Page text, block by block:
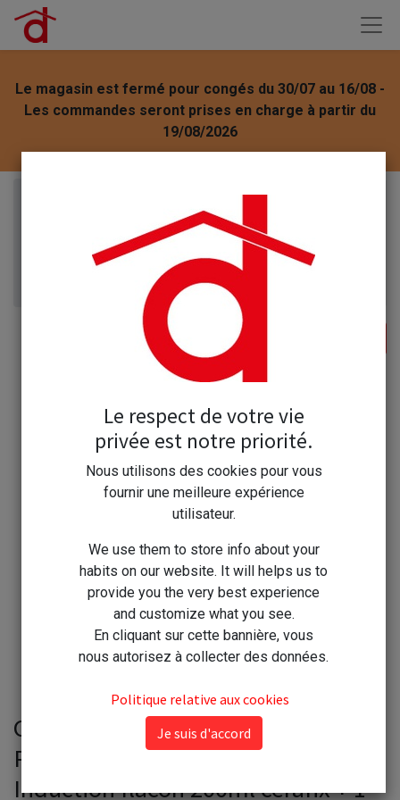
Le magasin est fermé pour congés du 30/07 au 16/08 -
Les commandes seront prises en charge à partir du
19/08/2026
Cérafix Crème Nettoyante Protection Plaque
Vitrocéramique Induction flacon 200ml cerafix + 1
flacon vitro éclat 100ml gratuit pour essai de
remplacement : 1 par envoi
Cérafix Crème Nettoyante
Protection Plaque Vitrocéramique
Induction flacon 200ml cerafix + 1
Le respect de votre vie
privée est notre priorité.
Nous utilisons des cookies pour vous
fournir une meilleure expérience
utilisateur.
We use them to store info about your
habits on our website. It will helps us to
provide you the very best experience
and customize what you see.
En cliquant sur cette bannière, vous
nous autorisez à collecter des données.
Politique relative aux cookies
Je suis d'accord